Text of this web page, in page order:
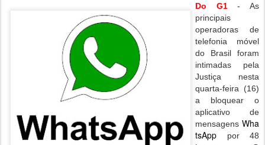
Do G1- As
principais
operadoras de
telefonia móvel
do Brasil foram
intimadas pela
Justiça nesta
quarta-feira (16)
a bloquear o
aplicativo de
mensagens Wha
tsApp
por 48